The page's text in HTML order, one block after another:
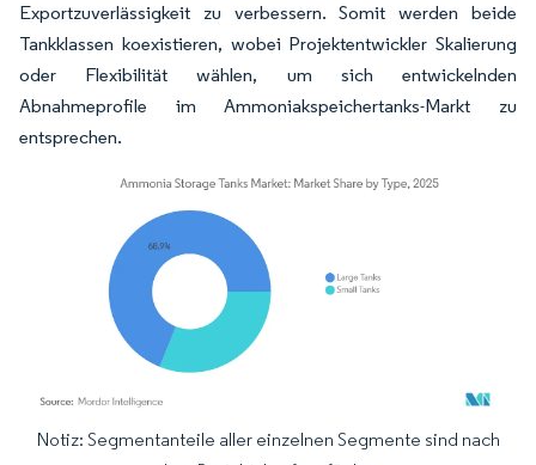
Exportzuverlässigkeit zu verbessern. Somit werden beide
Tankklassen koexistieren, wobei Projektentwickler Skalierung
oder Flexibilität wählen, um sich entwickelnden
Abnahmeprofile im Ammoniakspeichertanks-Markt zu
entsprechen.
Bild © Mordor Intelligence. Wiederverwendung erfordert Namensnennung
Notiz: Segmentanteile aller einzelnen Segmente sind nach